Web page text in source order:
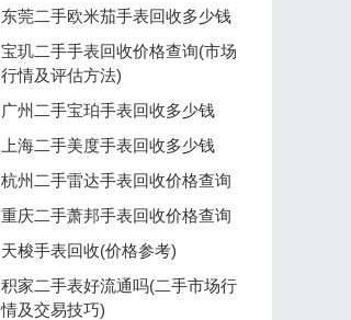
东莞二手欧米茄手表回收多少钱
宝玑二手手表回收价格查询(市场
行情及评估方法)
广州二手宝珀手表回收多少钱
上海二手美度手表回收多少钱
杭州二手雷达手表回收价格查询
重庆二手萧邦手表回收价格查询
天梭手表回收(价格参考)
积家二手表好流通吗(二手市场行
情及交易技巧)